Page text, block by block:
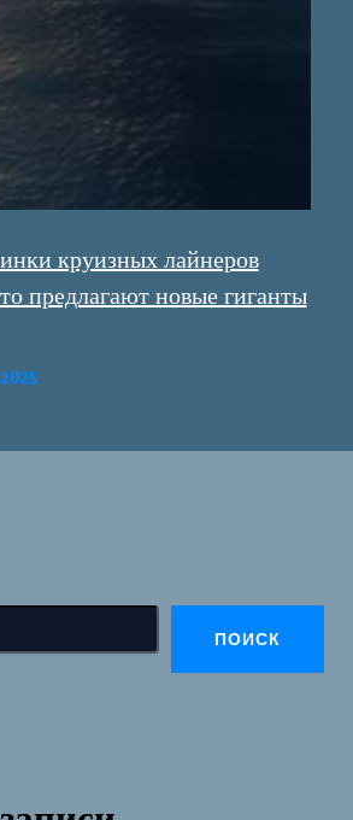
ПОИСК
круизных лайнеров
предлагают новые гиганты